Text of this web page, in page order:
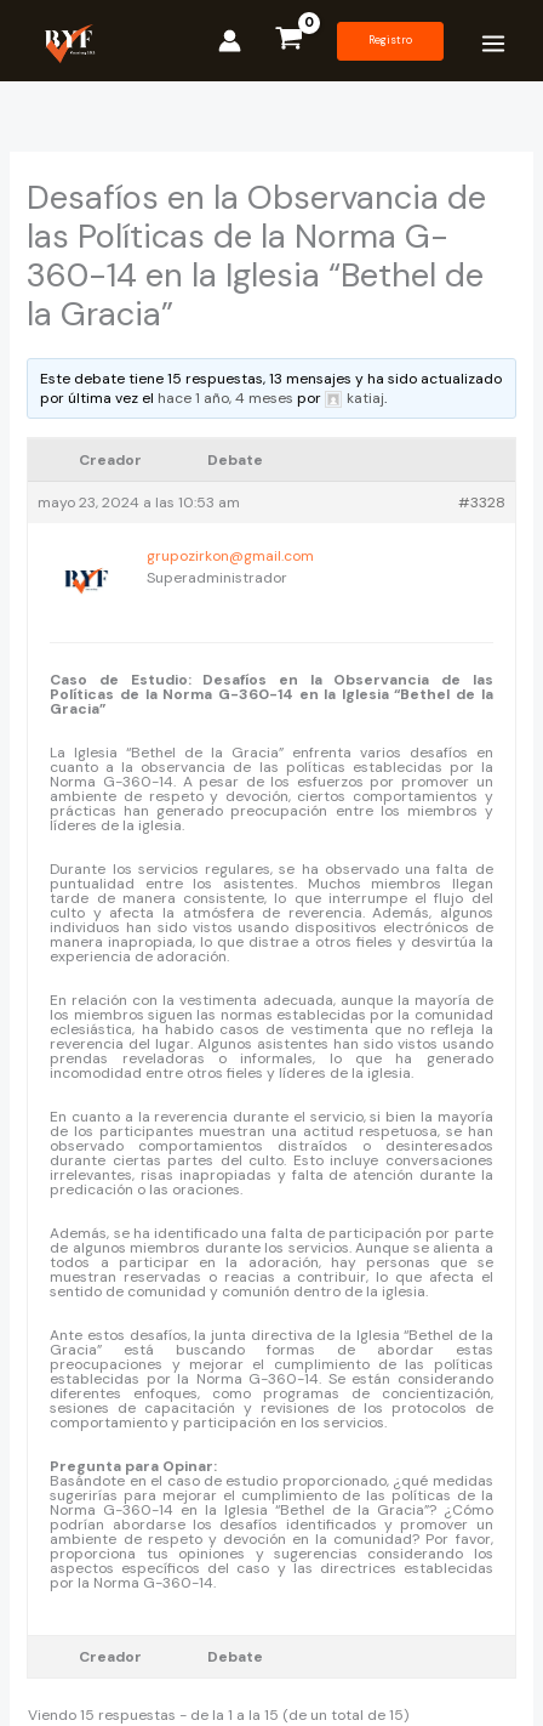
contenido
Registro
Desafíos en la Observancia de
las Políticas de la Norma G-
360-14 en la Iglesia “Bethel de
la Gracia”
Este debate tiene 15 respuestas, 13 mensajes y ha sido actualizado
por última vez el hace 1 año, 4 meses por katiaj.
Creador Debate
mayo 23, 2024 a las 10:53 am #3328
grupozirkon@gmail.com
Superadministrador
Caso de Estudio: Desafíos en la Observancia de las
Políticas de la Norma G-360-14 en la Iglesia “Bethel de la
Gracia”
La Iglesia “Bethel de la Gracia” enfrenta varios desafíos en
cuanto a la observancia de las políticas establecidas por la
Norma G-360-14. A pesar de los esfuerzos por promover un
ambiente de respeto y devoción, ciertos comportamientos y
prácticas han generado preocupación entre los miembros y
líderes de la iglesia.
Durante los servicios regulares, se ha observado una falta de
puntualidad entre los asistentes. Muchos miembros llegan
tarde de manera consistente, lo que interrumpe el flujo del
culto y afecta la atmósfera de reverencia. Además, algunos
individuos han sido vistos usando dispositivos electrónicos de
manera inapropiada, lo que distrae a otros fieles y desvirtúa la
experiencia de adoración.
En relación con la vestimenta adecuada, aunque la mayoría de
los miembros siguen las normas establecidas por la comunidad
eclesiástica, ha habido casos de vestimenta que no refleja la
reverencia del lugar. Algunos asistentes han sido vistos usando
prendas reveladoras o informales, lo que ha generado
incomodidad entre otros fieles y líderes de la iglesia.
En cuanto a la reverencia durante el servicio, si bien la mayoría
de los participantes muestran una actitud respetuosa, se han
observado comportamientos distraídos o desinteresados
durante ciertas partes del culto. Esto incluye conversaciones
irrelevantes, risas inapropiadas y falta de atención durante la
predicación o las oraciones.
Además, se ha identificado una falta de participación por parte
de algunos miembros durante los servicios. Aunque se alienta a
todos a participar en la adoración, hay personas que se
muestran reservadas o reacias a contribuir, lo que afecta el
sentido de comunidad y comunión dentro de la iglesia.
Ante estos desafíos, la junta directiva de la Iglesia “Bethel de la
Gracia” está buscando formas de abordar estas
preocupaciones y mejorar el cumplimiento de las políticas
establecidas por la Norma G-360-14. Se están considerando
diferentes enfoques, como programas de concientización,
sesiones de capacitación y revisiones de los protocolos de
comportamiento y participación en los servicios.
Pregunta para Opinar:
Basándote en el caso de estudio proporcionado, ¿qué medidas
sugerirías para mejorar el cumplimiento de las políticas de la
Norma G-360-14 en la Iglesia “Bethel de la Gracia”? ¿Cómo
podrían abordarse los desafíos identificados y promover un
ambiente de respeto y devoción en la comunidad? Por favor,
proporciona tus opiniones y sugerencias considerando los
aspectos específicos del caso y las directrices establecidas
por la Norma G-360-14.
Creador Debate
Viendo 15 respuestas - de la 1 a la 15 (de un total de 15)